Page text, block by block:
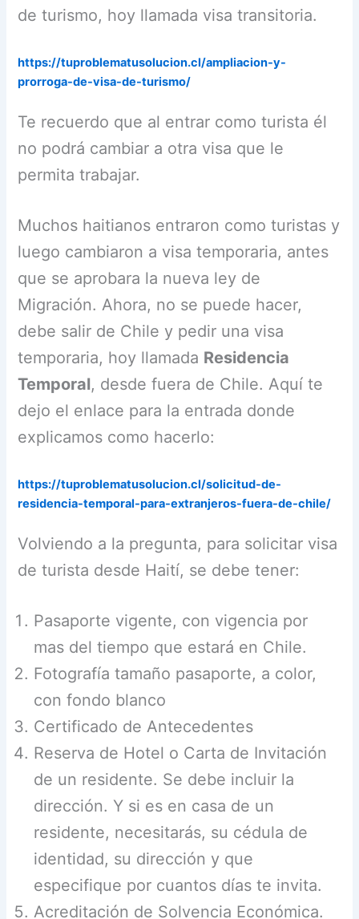
de turismo, hoy llamada visa transitoria.
https://tuproblematusolucion.cl/ampliacion-y-
prorroga-de-visa-de-turismo/
Te recuerdo que al entrar como turista él
no podrá cambiar a otra visa que le
permita trabajar.
Muchos haitianos entraron como turistas y
luego cambiaron a visa temporaria, antes
que se aprobara la nueva ley de
Migración. Ahora, no se puede hacer,
debe salir de Chile y pedir una visa
temporaria, hoy llamada Residencia
Temporal, desde fuera de Chile. Aquí te
dejo el enlace para la entrada donde
explicamos como hacerlo:
https://tuproblematusolucion.cl/solicitud-de-
residencia-temporal-para-extranjeros-fuera-de-chile/
Volviendo a la pregunta, para solicitar visa
de turista desde Haití, se debe tener:
Pasaporte vigente, con vigencia por
mas del tiempo que estará en Chile.
Fotografía tamaño pasaporte, a color,
con fondo blanco
Certificado de Antecedentes
Reserva de Hotel o Carta de Invitación
de un residente. Se debe incluir la
dirección. Y si es en casa de un
residente, necesitarás, su cédula de
identidad, su dirección y que
especifique por cuantos días te invita.
Acreditación de Solvencia Económica.